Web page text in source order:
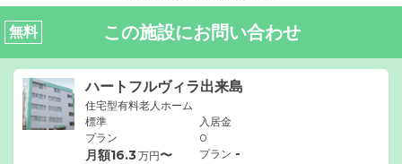
無料 この施設にお問い合わせ
ハートフルヴィラ出来島
住宅型有料老人ホーム
標準
プラン
月額16.3万円〜
入居金
0
プラン -